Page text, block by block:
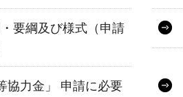
要綱及び様式（申請
協力金」 申請に必要